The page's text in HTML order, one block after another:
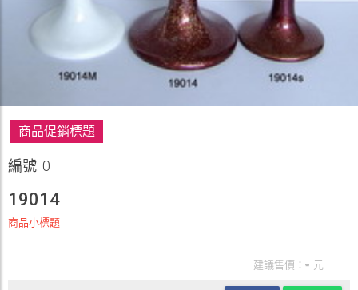
商品促銷標題
編號: 0
19014
商品小標題
建議售價： - 元